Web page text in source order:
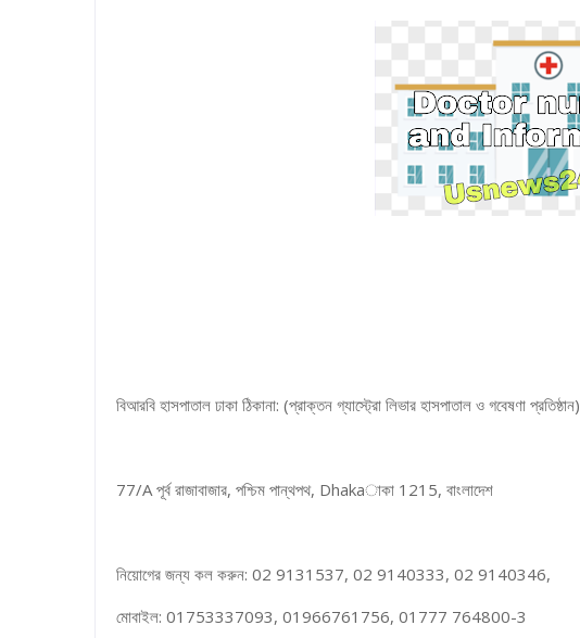
বিআরবি হাসপাতাল ঢাকা ঠিকানা: (প্রাক্তন গ্যাস্ট্রো লিভার হাসপাতাল ও গবেষণা প্রতিষ্ঠান)
77/A পূর্ব রাজাবাজার, পশ্চিম পান্থপথ, Dhakaাকা 1215, বাংলাদেশ
নিয়োগের জন্য কল করুন: 02 9131537, 02 9140333, 02 9140346,
মোবাইল: 01753337093, 01966761756, 01777 764800-3